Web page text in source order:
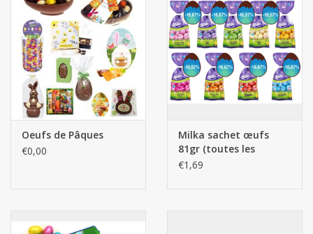
Machines à café
Matériel d'emballage
Fournitures de bureau
Les batteries
Produits Covid-19
Oeufs de Pâques
€0,00
Milka sachet œufs
81gr (toutes les
saveurs disponibles)
€1,69